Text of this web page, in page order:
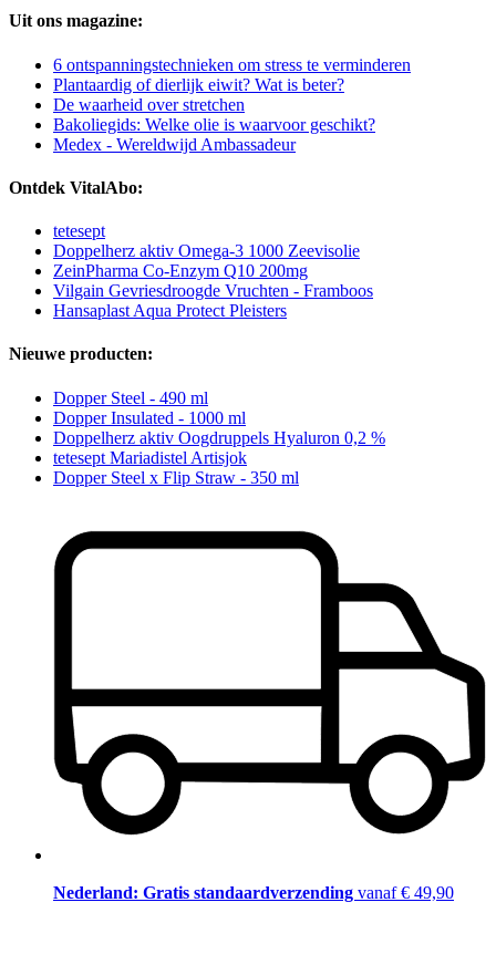
Uit ons magazine:
6 ontspanningstechnieken om stress te verminderen
Plantaardig of dierlijk eiwit? Wat is beter?
De waarheid over stretchen
Bakoliegids: Welke olie is waarvoor geschikt?
Medex - Wereldwijd Ambassadeur
Ontdek VitalAbo:
tetesept
Doppelherz aktiv Omega-3 1000 Zeevisolie
ZeinPharma Co-Enzym Q10 200mg
Vilgain Gevriesdroogde Vruchten - Framboos
Hansaplast Aqua Protect Pleisters
Nieuwe producten:
Dopper Steel - 490 ml
Dopper Insulated - 1000 ml
Doppelherz aktiv Oogdruppels Hyaluron 0,2 %
tetesept Mariadistel Artisjok
Dopper Steel x Flip Straw - 350 ml
Nederland: Gratis standaardverzending vanaf € 49,90